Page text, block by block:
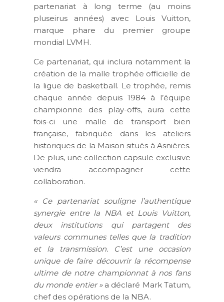
partenariat à long terme (au moins
pluseirus années) avec Louis Vuitton,
marque phare du premier groupe
mondial LVMH.
Ce partenariat, qui inclura notamment la
création de la malle trophée officielle de
la ligue de basketball. Le trophée, remis
chaque année depuis 1984 à l’équipe
championne des play-offs, aura cette
fois-ci une malle de transport bien
française, fabriquée dans les ateliers
historiques de la Maison situés à Asnières.
De plus, une collection capsule exclusive
viendra accompagner cette
collaboration.
« Ce partenariat souligne l’authentique
synergie entre la NBA et Louis Vuitton,
deux institutions qui partagent des
valeurs communes telles que la tradition
et la transmission. C’est une occasion
unique de faire découvrir la récompense
ultime de notre championnat à nos fans
du monde entier »a déclaré Mark Tatum,
chef des opérations de la NBA.